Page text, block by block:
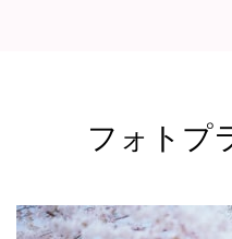
フォトプ